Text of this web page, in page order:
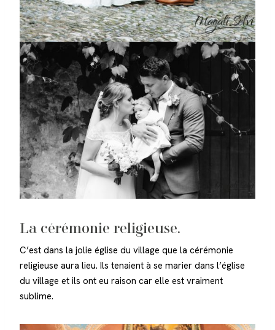
La cérémonie religieuse.
C’est dans la jolie église du village que la cérémonie
religieuse aura lieu. Ils tenaient à se marier dans l’église
du village et ils ont eu raison car elle est vraiment
sublime.